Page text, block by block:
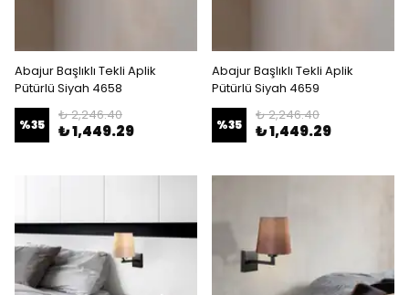
Abajur Başlıklı Tekli Aplik
Pütürlü Siyah 4658
%35
₺ 2,246.40
₺ 1,449.29
Abajur Başlıklı Tekli Aplik
Pütürlü Siyah 4659
%35
₺ 2,246.40
₺ 1,449.29